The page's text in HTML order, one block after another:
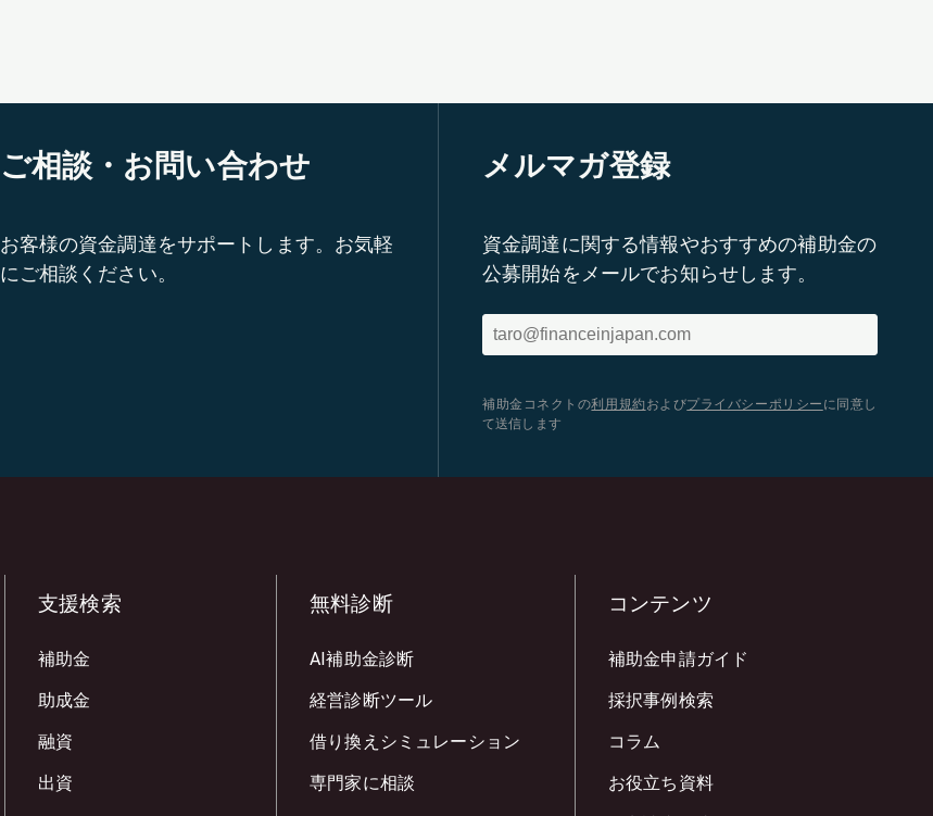
ご相談・お問い合わせ
お客様の資金調達をサポートします。お気軽
にご相談ください。
メルマガ登録
資金調達に関する情報やおすすめの補助金の
公募開始をメールでお知らせします。
補助金コネクトの利用規約 およびプライバシーポリシー に同意し
て送信します
支援検索
補助金
助成金
融資
出資
無料診断
AI補助金診断
経営診断ツール
借り換えシミュレーション
専門家に相談
コンテンツ
補助金申請ガイド
採択事例検索
コラム
お役立ち資料